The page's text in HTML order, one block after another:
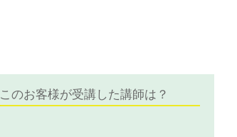
このお客様が受講した講師は？